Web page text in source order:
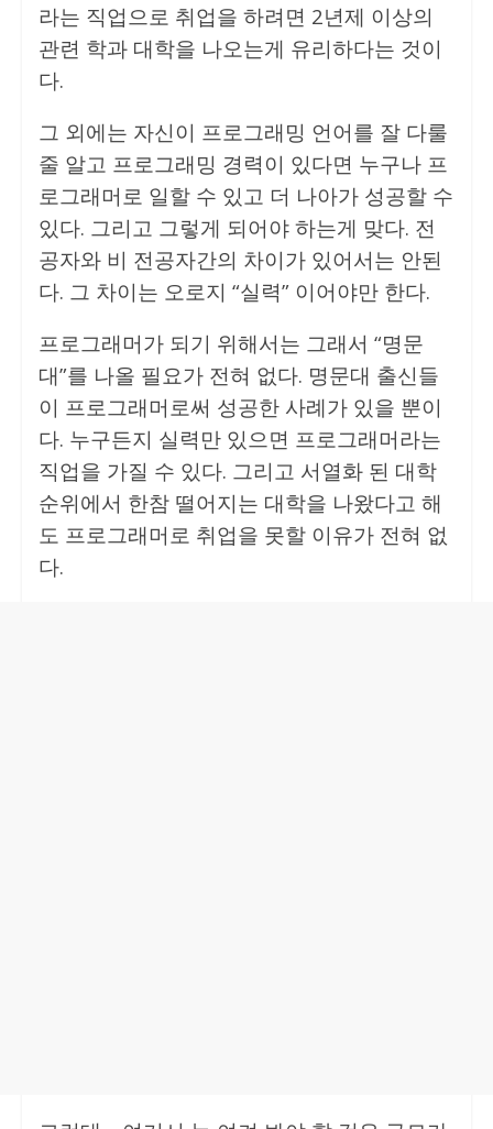
라는 직업으로 취업을 하려면 2년제 이상의
관련 학과 대학을 나오는게 유리하다는 것이
다.
그 외에는 자신이 프로그래밍 언어를 잘 다룰
줄 알고 프로그래밍 경력이 있다면 누구나 프
로그래머로 일할 수 있고 더 나아가 성공할 수
있다. 그리고 그렇게 되어야 하는게 맞다. 전
공자와 비 전공자간의 차이가 있어서는 안된
다. 그 차이는 오로지 “실력” 이어야만 한다.
프로그래머가 되기 위해서는 그래서 “명문
대”를 나올 필요가 전혀 없다. 명문대 출신들
이 프로그래머로써 성공한 사례가 있을 뿐이
다. 누구든지 실력만 있으면 프로그래머라는
직업을 가질 수 있다. 그리고 서열화 된 대학
순위에서 한참 떨어지는 대학을 나왔다고 해
도 프로그래머로 취업을 못할 이유가 전혀 없
다.